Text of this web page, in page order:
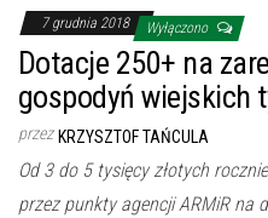
7 grudnia 2018 Wyłączono
Dotacje 250+ na
gospodyń wiejskich
przez KRZYSZTOF TAŃCULA
Od 3 do 5 tysięcy złotych
przez punkty agencji ARMiR na